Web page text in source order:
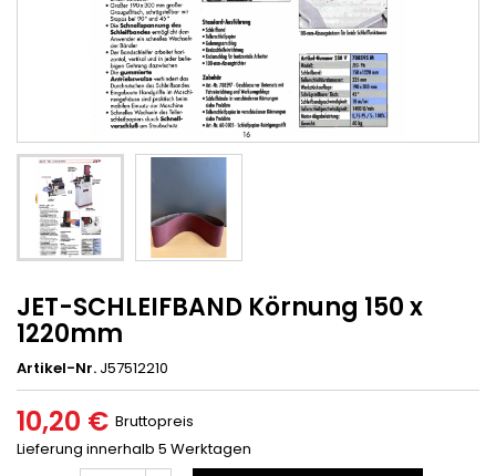
JET-SCHLEIFBAND Körnung 150 x
1220mm
Artikel-Nr. J57512210
10,20 € Bruttopreis
Lieferung innerhalb 5 Werktagen